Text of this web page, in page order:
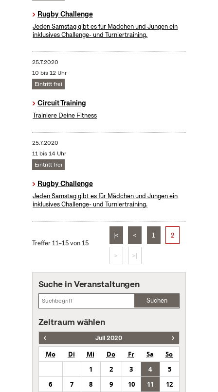
Rugby Challenge
Jeden Samstag gibt es für Mädchen und Jungen ein
inklusives Challenge- und Turniertraining.
25.7.2020
10 bis 12 Uhr
Eintritt frei
Circuit Training
Trainiere Deine Fitness
25.7.2020
11 bis 14 Uhr
Eintritt frei
Rugby Challenge
Jeden Samstag gibt es für Mädchen und Jungen ein
inklusives Challenge- und Turniertraining.
Treffer 11–15 von 15
|< < 1 2
> >|
Suche in Veranstaltungen
Suchen
Zeitraum wählen
Juli 2020
Mo Di Mi Do Fr Sa
So
1
2 3 4
5
6
7 8 9 10 11
12